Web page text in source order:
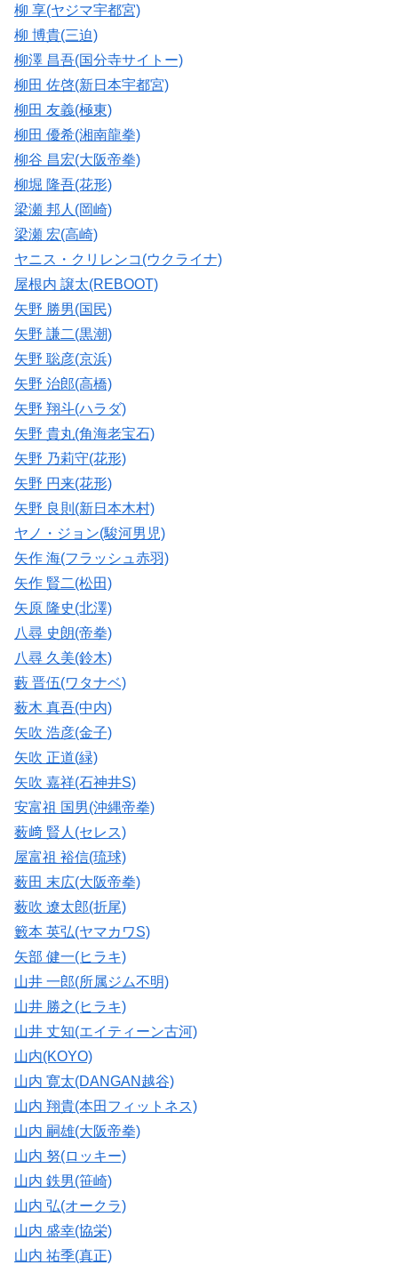
柳 享(ヤジマ宇都宮)
柳 博貴(三迫)
柳澤 昌吾(国分寺サイトー)
柳田 佐啓(新日本宇都宮)
柳田 友義(極東)
柳田 優希(湘南龍拳)
柳谷 昌宏(大阪帝拳)
柳堀 隆吾(花形)
梁瀬 邦人(岡崎)
梁瀬 宏(高崎)
ヤニス・クリレンコ(ウクライナ)
屋根内 譲太(REBOOT)
矢野 勝男(国民)
矢野 謙二(黒潮)
矢野 聡彦(京浜)
矢野 治郎(高橋)
矢野 翔斗(ハラダ)
矢野 貴丸(角海老宝石)
矢野 乃莉守(花形)
矢野 円来(花形)
矢野 良則(新日本木村)
ヤノ・ジョン(駿河男児)
矢作 海(フラッシュ赤羽)
矢作 賢二(松田)
矢原 隆史(北澤)
八尋 史朗(帝拳)
八尋 久美(鈴木)
藪 晋伍(ワタナベ)
薮木 真吾(中内)
矢吹 浩彦(金子)
矢吹 正道(緑)
矢吹 嘉祥(石神井S)
安富祖 国男(沖縄帝拳)
薮﨑 賢人(セレス)
屋富祖 裕信(琉球)
薮田 末広(大阪帝拳)
薮吹 遼太郎(折尾)
籔本 英弘(ヤマカワS)
矢部 健一(ヒラキ)
山井 一郎(所属ジム不明)
山井 勝之(ヒラキ)
山井 丈知(エイティーン古河)
山内(KOYO)
山内 寛太(DANGAN越谷)
山内 翔貴(本田フィットネス)
山内 嗣雄(大阪帝拳)
山内 努(ロッキー)
山内 鉄男(笹崎)
山内 弘(オークラ)
山内 盛幸(協栄)
山内 祐季(真正)